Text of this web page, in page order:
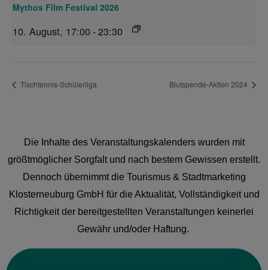
Mythos Film Festival 2026
10. August, 17:00 -23:30
Tischtennis-Schülerliga Blutspende-Aktion 2024
Die Inhalte des Veranstaltungskalenders wurden mit
größtmöglicher Sorgfalt und nach bestem Gewissen erstellt.
Dennoch übernimmt die Tourismus & Stadtmarketing
Klosterneuburg GmbH für die Aktualität, Vollständigkeit und
Richtigkeit der bereitgestellten Veranstaltungen keinerlei
Gewähr und/oder Haftung.